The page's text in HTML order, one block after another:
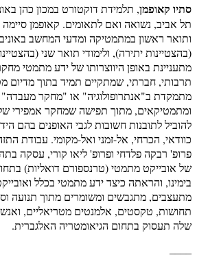
סתיו קאופמן, תלמידת דוקטורט במכון כהן
תל אביב, נשואה ואם לתאומים. קאופמן סיימה
ותואר ראשון במתמטיקה ומדעי המחשב
(בהצטיינות יתירה), ולימודי תואר שני
מתעניינת באופן היווצרותו של ידע מתמטי
תרבותי, חברתי, שמתקיים תמיד בתוך מדיום
מתמקדת ב"אנתרופולוגיה" או "מחקר
ומתמטיקאים, מתוך תפישה שמחקר אמפירי
להוביל לתובנות חשובות לגבי האופנים בהם
כוודאי, הכרחי, אל-זמני ואל-מקומי. עבודת
פרופ' רבקה פלדחי ופרופ' ליאו קורי, עסקה
של אובייקט מתמטי (טרנספורם דואליות)
בימינו, והראתה כיצד ידע מתמטי בכלל
מתעצבים, מתגבשים ומשומרים מתוך תנועה
תחושות, טקסטים, אלמנטים מטריאליים,
שלה תעסוק בתחום הגיאומטריה האלגברית.